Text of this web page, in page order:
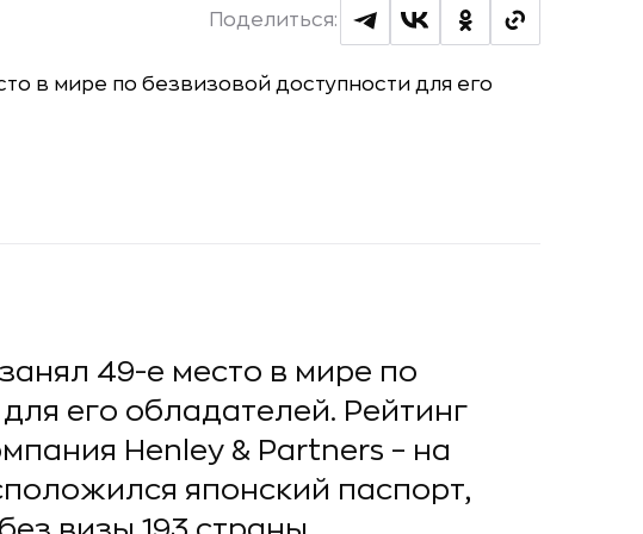
Поделиться:
49-е место в мире по
его обладателей. Рейтинг
Henley & Partners – на
японский паспорт,